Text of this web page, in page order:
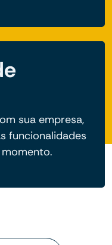
sua empresa,
funcionalidades